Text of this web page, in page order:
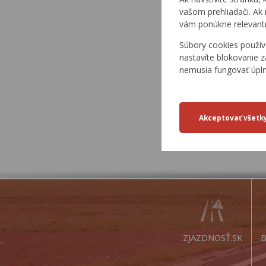
vašom prehliadači.
vám ponúkne
Súbory cookies
nastavíte blokovanie
nemusia fungovať
6350/24/05-2
6350/24/05-3
ZJAZDNOSŤ.SK